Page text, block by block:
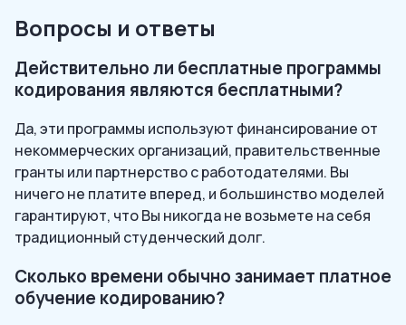
Вопросы и ответы
Действительно ли бесплатные программы
кодирования являются бесплатными?
Да, эти программы используют финансирование от
некоммерческих организаций, правительственные
гранты или партнерство с работодателями. Вы
ничего не платите вперед, и большинство моделей
гарантируют, что Вы никогда не возьмете на себя
традиционный студенческий долг.
Сколько времени обычно занимает платное
обучение кодированию?